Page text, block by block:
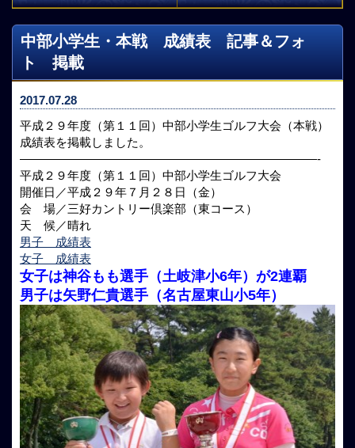
中部小学生・本戦 成績表 記事＆フォ
ト 掲載
2017.07.28
平成２９年度（第１１回）中部小学生ゴルフ大会（本戦）
成績表を掲載しました。
—————————————————————————-
平成２９年度（第１１回）中部小学生ゴルフ大会
開催日／平成２９年７月２８日（金）
会 場／三好カントリー倶楽部（東コース）
天 候／晴れ
男子 成績表
女子 成績表
女子は神谷もも選手（土岐津小6年）が2連覇
男子は矢野仁貴選手（名古屋東山小5年）